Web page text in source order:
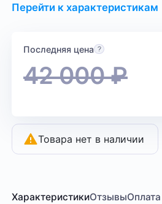
Перейти к характеристикам
Последняя цена
42 000₽
Товара нет в наличии
ХарактеристикиОтзывыОплата